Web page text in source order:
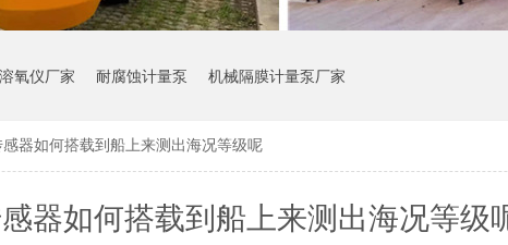
溶氧仪厂家 耐腐蚀计量泵 机械隔膜计量泵厂家
器如何搭载到船上来测出海况等级呢
器如何搭载到船上来测出海况等级